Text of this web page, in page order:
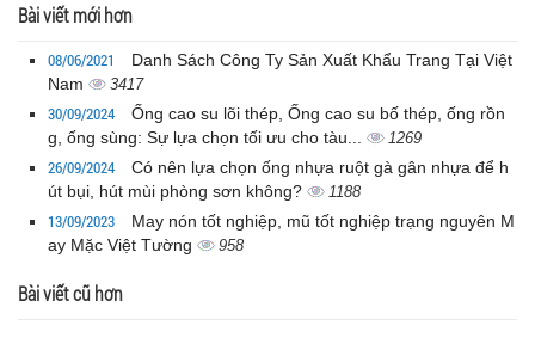
Bài viết mới hơn
08/06/2021
Danh Sách Công Ty Sản Xuất Khẩu Trang Tại Việt
Nam
3417
30/09/2024
Ống cao su lõi thép, Ống cao su bố thép, ống rồn
g, ống sùng: Sự lựa chọn tối ưu cho tàu...
1269
26/09/2024
Có nên lựa chọn ống nhựa ruột gà gân nhựa để h
út bụi, hút mùi phòng sơn không?
1188
13/09/2023
May nón tốt nghiệp, mũ tốt nghiệp trạng nguyên M
ay Mặc Việt Tường
958
Bài viết cũ hơn